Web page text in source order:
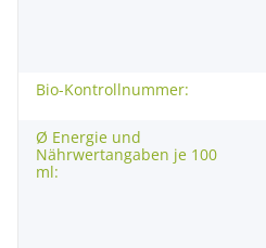
Bio-Kontrollnummer:
Ø Energie und
Nährwertangaben je 100
ml: